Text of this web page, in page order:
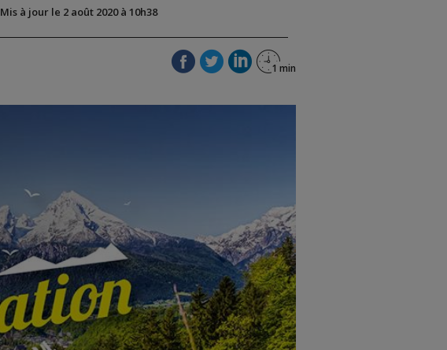
Mis à jour le 2 août 2020 à 10h38